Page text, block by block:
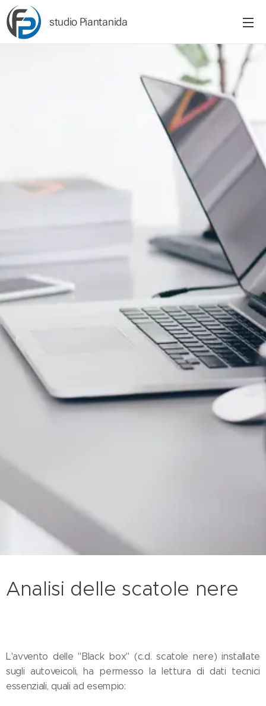
studio Piantanida
Analisi delle scatole nere
L'avvento delle "Black box" (c.d. scatole nere) installate
sugli autoveicoli, ha permesso la lettura di dati tecnici
essenziali, quali ad esempio: